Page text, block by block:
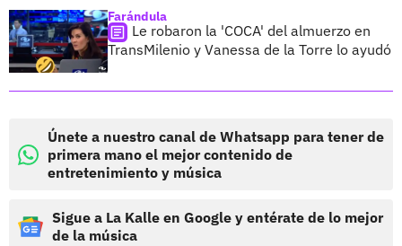
Farándula
Le robaron la 'COCA' del almuerzo en
TransMilenio y Vanessa de la Torre lo ayudó
Únete a nuestro canal de Whatsapp para tener de
primera mano el mejor contenido de
entretenimiento y música
Sigue a La Kalle en Google y entérate de lo mejor
de la música